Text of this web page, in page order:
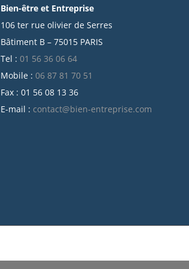
Bien-être et Entreprise
106 ter rue olivier de Serres
Bâtiment B – 75015 PARIS
Tel : 01 56 36 06 64
Mobile : 06 87 81 70 51
Fax : 01 56 08 13 36
E-mail : contact@bien-entreprise.com